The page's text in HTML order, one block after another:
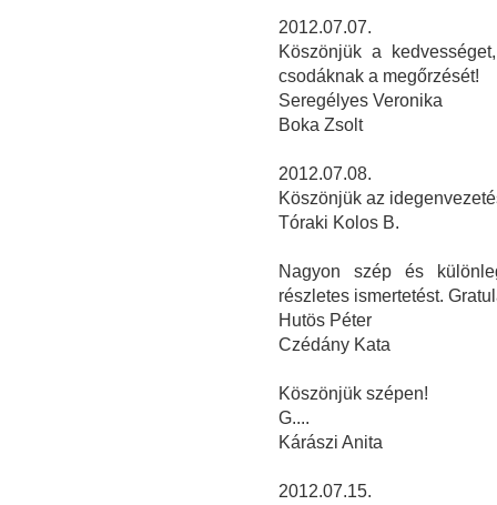
2012.07.07.
Köszönjük a
csodáknak a megőrzését!
Seregélyes Veronika
Boka Zsolt
2012.07.08.
Köszönjük az
Tóraki Kolos B.
Nagyon szép és
részletes ismertetést.
Hutös Péter
Czédány Kata
Köszönjük szépen!
G....
Kárászi Anita
2012.07.15.